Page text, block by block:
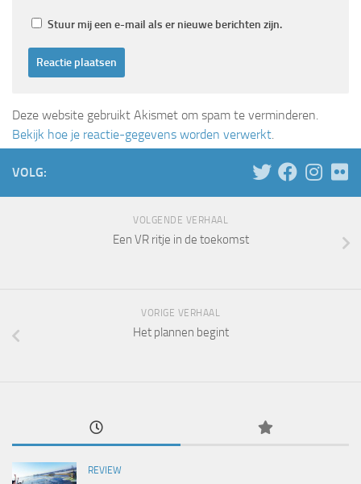
Stuur mij een e-mail als er nieuwe berichten zijn.
Deze website gebruikt Akismet om spam te verminderen.
Bekijk hoe je reactie-gegevens worden verwerkt.
VOLG:
VOLGENDE VERHAAL
Een VR ritje in de toekomst
VORIGE VERHAAL
Het plannen begint
REVIEW